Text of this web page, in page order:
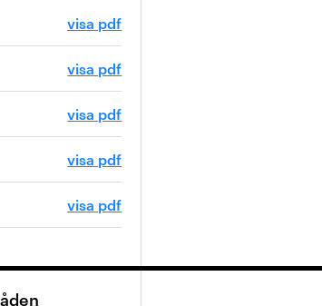
visa pdf
visa pdf
visa pdf
visa pdf
visa pdf